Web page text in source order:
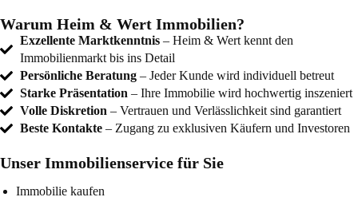
Warum Heim & Wert Immobilien?
Exzellente Marktkenntnis – Heim & Wert kennt den
Immobilienmarkt bis ins Detail
Persönliche Beratung – Jeder Kunde wird individuell betreut
Starke Präsentation – Ihre Immobilie wird hochwertig inszeniert
Volle Diskretion – Vertrauen und Verlässlichkeit sind garantiert
Beste Kontakte – Zugang zu exklusiven Käufern und Investoren
Unser Immobilienservice für Sie
Immobilie kaufen